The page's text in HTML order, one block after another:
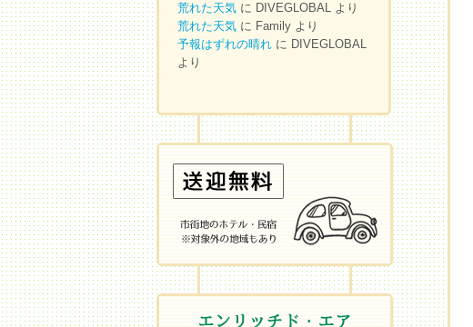
荒れた天気 に DIVEGLOBAL より
荒れた天気 に Family より
予報はずれの晴れ に DIVEGLOBAL
より